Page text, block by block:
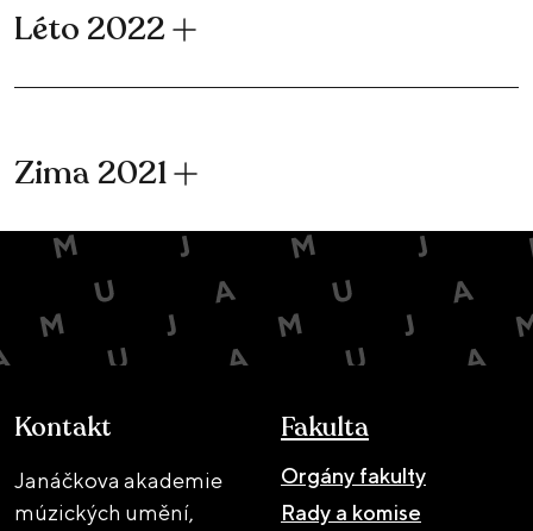
Léto 2022
Zima 2021
Kontakt
Janáčkova akademie
múzických umění,
Fakulta
Orgány fakulty
Rady a komise